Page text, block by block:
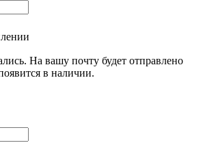
На вашу почту будет отправлено
в наличии.